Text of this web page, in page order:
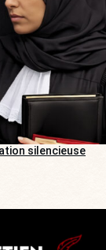
silencieuse